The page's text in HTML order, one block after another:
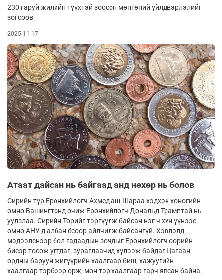
230 гаруй жилийн түүхтэй зоосон мөнгөний үйлдвэрлэлийг
зогсоов
2025-11-17
Атаат дайсан нь байгаад анд нөхөр нь болов
Сирийн түр Ерөнхийлөгч Ахмед аш-Шараа хэдхэн хоногийн
өмнө Вашингтонд очиж Ерөнхийлөгч Дональд Трамптай нь
уулзлаа. Сирийн Төрийг тэргүүлж байсан нэг ч хүн үүнээс
өмнө АНУ-д албан ёсоор айлчилж байсангүй. Хэвлэлд
мэдээлснээр бол гадаадын зочдыг Ерөнхийлөгч өөрийн
биеэр тосож угтдаг, зураглаачид хүлээж байдаг Цагаан
ордны баруун жигүүрийн хаалгаар биш, хажуугийн
хаалгаар тэрбээр орж, мөн тэр хаалгаар гарч явсан байна.